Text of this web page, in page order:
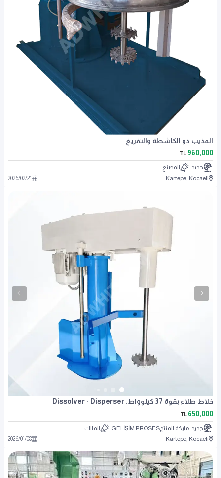
المذيب ذو الكاشطة والتفريغ
960,000
TL
جديد
المصنع
Kartepe, Kocaeli
2026/02/21
خلاط طلاء بقوة 37 كيلوواط. Dissolver - Disperser
650,000
TL
جديد ماركة المنتجGELİŞİM PROSES
المالك
Kartepe, Kocaeli
2026/01/08